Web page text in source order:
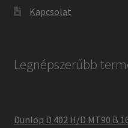
Kapcsolat
Legnépszerűbb
Dunlop D 402 H/D MT90 B